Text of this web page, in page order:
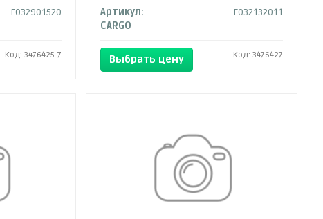
F032901520
Код: 3476425-7
Артикул:
F032132011
CARGO
Выбрать цену Код: 3476427